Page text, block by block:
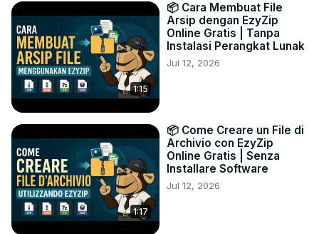
1:15
📦 Cara Membuat File
Arsip dengan EzyZip
Online Gratis | Tanpa
Instalasi Perangkat Lunak
Jul 12, 2026
1:17
📦 Come Creare un File di
Archivio con EzyZip
Online Gratis | Senza
Installare Software
Jul 12, 2026